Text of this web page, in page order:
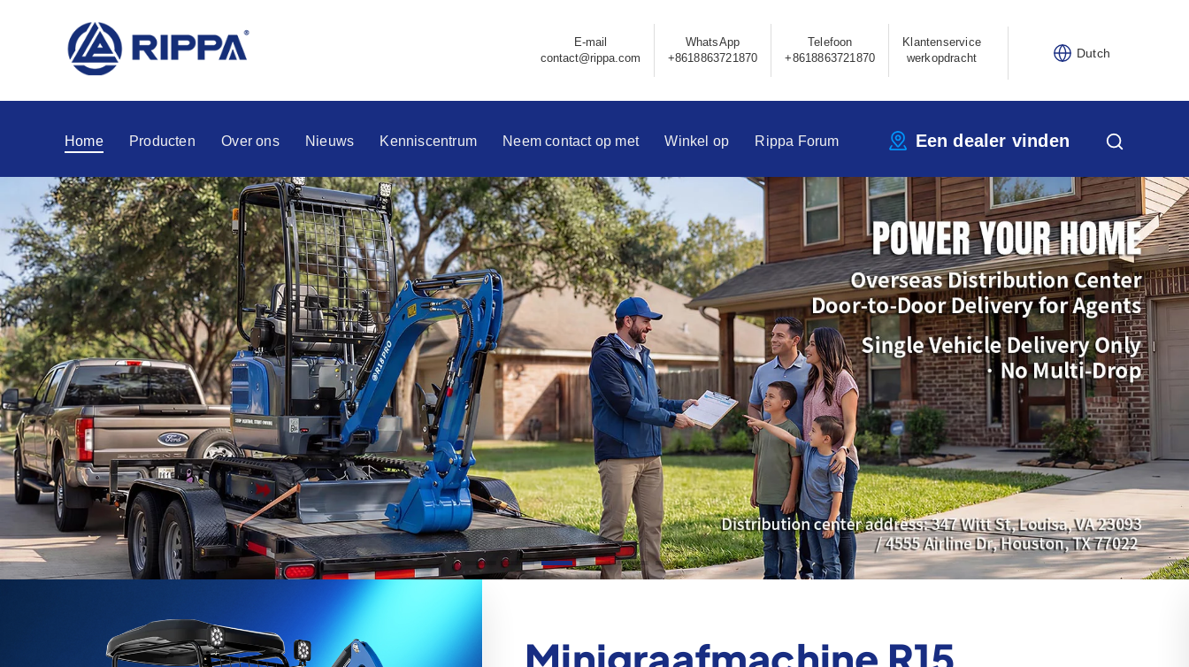
E-mail
contact@rippa.com
WhatsApp
+8618863721870
Telefoon
+8618863721870
Klantenservice
werkopdracht
Dutch
Home Producten Over ons Nieuws Kenniscentrum Neem contact op met Winkel op Rippa Forum Een dealer vinden